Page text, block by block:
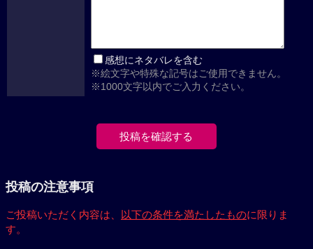
感想にネタバレを含む
※絵文字や特殊な記号はご使用できません。
※1000文字以内でご入力ください。
投稿の注意事項
ご投稿いただく内容は、 以下の条件を満たしたものに限りま
す。